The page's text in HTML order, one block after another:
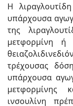
Η
υπάρχουσα
της
μετφορμίνη ή
τρέχουσας
υπάρχουσα
μετφορμίνης
ινσουλίνη